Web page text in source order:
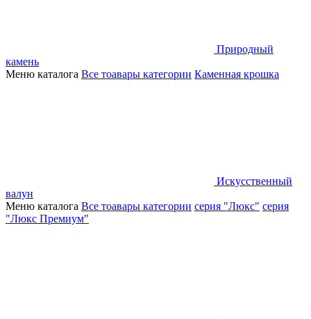
Природный
камень
Меню каталога Все тоавары категории Каменная крошка
Искусственный
валун
Меню каталога Все тоавары категории серия "Люкс" серия
"Люкс Премиум"